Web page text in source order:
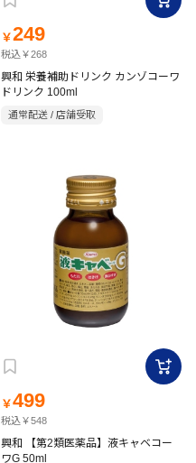
￥249
税込￥268
興和 栄養補助ドリンク カンゾコーワ
ドリンク 100ml
通常配送 / 店舗受取
￥499
税込￥548
興和 【第2類医薬品】液キャベコー
ワG 50ml